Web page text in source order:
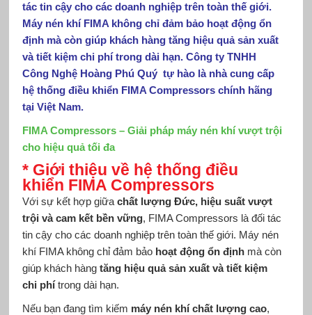
tác tin cậy cho các doanh nghiệp trên toàn thế giới.
Máy nén khí FIMA không chỉ đảm bảo hoạt động ổn
định mà còn giúp khách hàng tăng hiệu quả sản xuất
và tiết kiệm chi phí trong dài hạn. Công ty TNHH
Công Nghệ Hoàng Phú Quý tự hào là nhà cung cấp
hệ thống điều khiển FIMA Compressors chính hãng
tại Việt Nam.
FIMA Compressors – Giải pháp máy nén khí vượt trội
cho hiệu quả tối đa
* Giới thiệu về hệ thống điều
khiển FIMA Compressors
Với sự kết hợp giữa chất lượng Đức, hiệu suất vượt
trội và cam kết bền vững, FIMA Compressors là đối tác
tin cậy cho các doanh nghiệp trên toàn thế giới. Máy nén
khí FIMA không chỉ đảm bảo hoạt động ổn địnhmà còn
giúp khách hàng tăng hiệu quả sản xuất và tiết kiệm
chi phítrong dài hạn.
Nếu bạn đang tìm kiếm máy nén khí chất lượng cao,